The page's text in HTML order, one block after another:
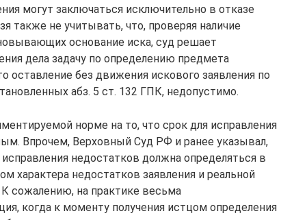
могут заключаться исключительно в отказе
также не учитывать, что, проверяя наличие
основание иска, суд решает
дела задачу по определению предмета
оставление без движения искового заявления по
абз. 5 ст. 132 ГПК, недопустимо.
норме на то, что срок для исправления
Впрочем, Верховный Суд РФ и ранее указывал,
недостатков должна определяться в
характера недостатков заявления и реальной
сожалению, на практике весьма
когда к моменту получения истцом определения